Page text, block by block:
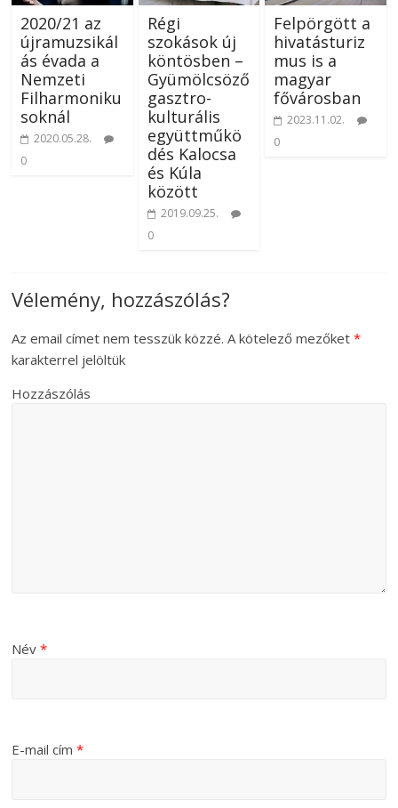
2020/21 az
újramuzsikál
ás évada a
Nemzeti
Filharmoniku
soknál
2020.05.28.
0
Régi
szokások új
köntösben –
Gyümölcsöző
gasztro-
kulturális
együttműkö
dés Kalocsa
és Kúla
között
2019.09.25.
0
Felpörgött a
hivatásturiz
mus is a
magyar
fővárosban
2023.11.02.
0
Vélemény, hozzászólás?
Az email címet nem tesszük közzé. A kötelező mezőket*
karakterrel jelöltük
Hozzászólás
Név*
E-mail cím*